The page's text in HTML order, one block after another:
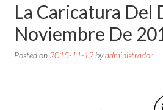
La Caricatura Del
Noviembre De
Posted on 2015-11-12byadministrador